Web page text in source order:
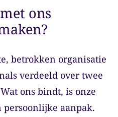
ons
betrokken organisatie
verdeeld over twee
ons bindt, is onze
aanpak.